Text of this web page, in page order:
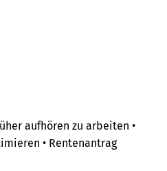
aufhören zu arbeiten •
• Rentenantrag